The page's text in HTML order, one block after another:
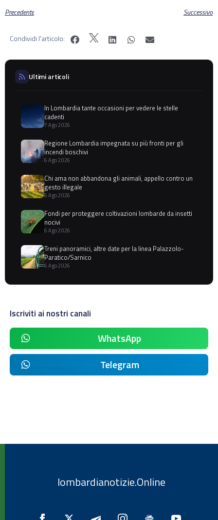
Precedente Successivo
Condividi l'articolo:
Ultimi articoli
In Lombardia tante occasioni per vedere le stelle
cadenti
7 Ago 2026
Regione Lombardia impegnata su più fronti per gli
incendi boschivi
6 Ago 2026
Chi ama non abbandona gli animali, appello contro un
gesto illegale
6 Ago 2026
Fondi per proteggere coltivazioni lombarde da insetti
nocivi
6 Ago 2026
Treni panoramici, altre date per la linea Palazzolo-
Paratico/Sarnico
6 Ago 2026
Iscriviti ai nostri canali
WhatsApp
Telegram
lombardianotizie.Online